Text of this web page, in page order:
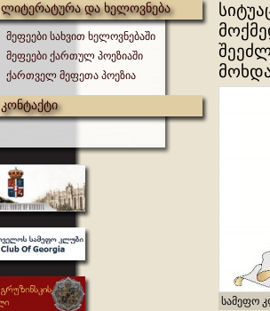
ლიტერატურა და ხელოვნება
მეფეები სახვით ხელოვნებაში
მეფეები ქართულ პოეზიაში
ქართველ მეფეთა პოეზია
კონტაქტი
სამეფო